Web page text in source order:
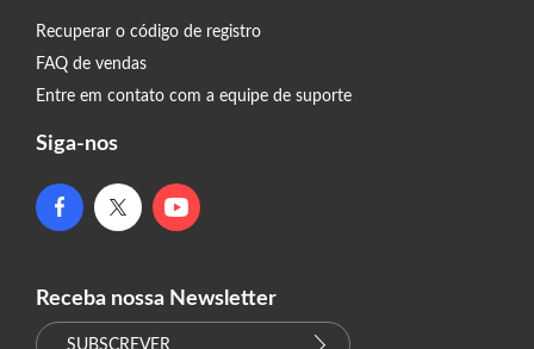
Recuperar o código de registro
FAQ de vendas
Entre em contato com a equipe de suporte
Siga-nos
Receba nossa Newsletter